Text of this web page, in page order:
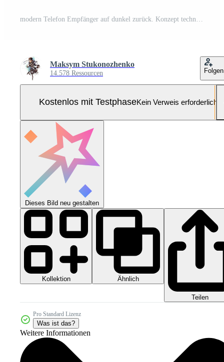
Maksym Stukonozhenko
14.578 Ressourcen Folgen
Kostenlos mit TestphaseKein Verweis erforderlich
Dieses Bild neu gestalten
Kollektion Ähnlich
Teilen
Pro Standard Lizenz
Was ist das?
Weitere Informationen